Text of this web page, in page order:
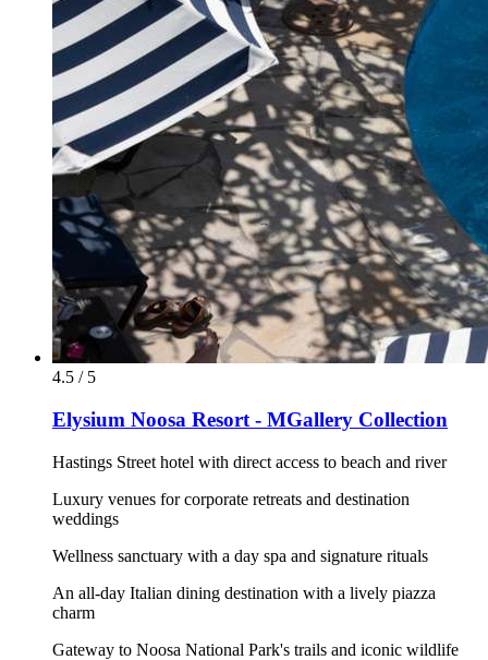
4.5 / 5
Elysium Noosa Resort - MGallery Collection
Hastings Street hotel with direct access to beach and river
Luxury venues for corporate retreats and destination
weddings
Wellness sanctuary with a day spa and signature rituals
An all-day Italian dining destination with a lively piazza
charm
Gateway to Noosa National Park's trails and iconic wildlife